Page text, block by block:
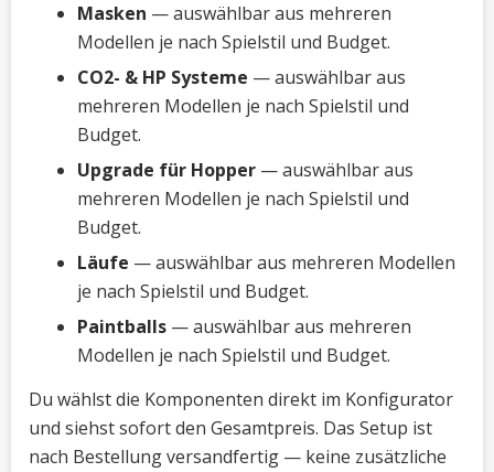
Masken — auswählbar aus mehreren
Modellen je nach Spielstil und Budget.
CO2- & HP Systeme — auswählbar aus
mehreren Modellen je nach Spielstil und
Budget.
Upgrade für Hopper — auswählbar aus
mehreren Modellen je nach Spielstil und
Budget.
Läufe — auswählbar aus mehreren Modellen
je nach Spielstil und Budget.
Paintballs — auswählbar aus mehreren
Modellen je nach Spielstil und Budget.
Du wählst die Komponenten direkt im Konfigurator
und siehst sofort den Gesamtpreis. Das Setup ist
nach Bestellung versandfertig — keine zusätzliche